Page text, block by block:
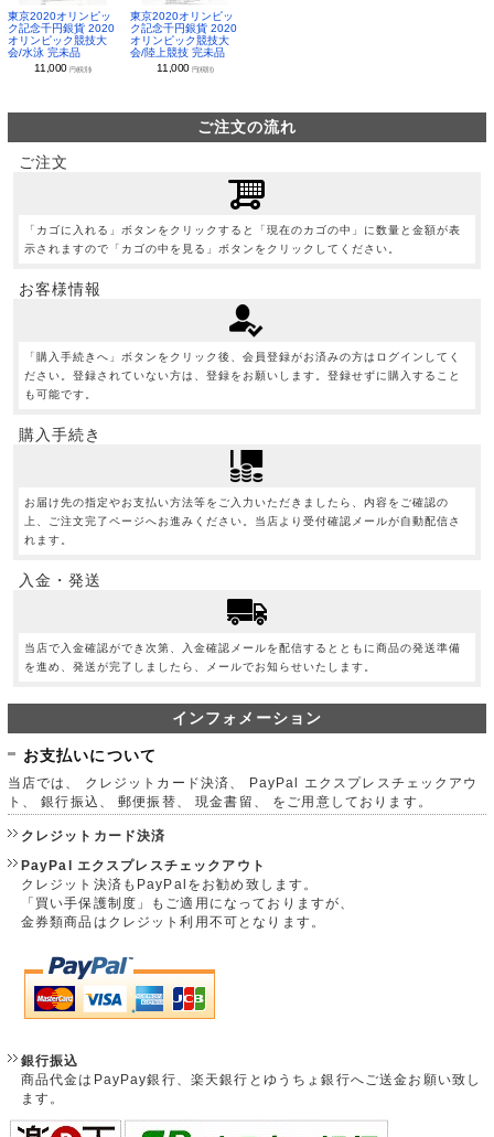
東京2020オリンピッ
ク記念千円銀貨 2020
オリンピック競技大
会/水泳 完未品
11,000円(税別)
東京2020オリンピッ
ク記念千円銀貨 2020
オリンピック競技大
会/陸上競技 完未品
11,000 円(税別)
ご注文の流れ
ご注文
「カゴに入れる」ボタンをクリックすると「現在のカゴの中」に数量と金額が表
示されますので「カゴの中を見る」ボタンをクリックしてください。
お客様情報
「購入手続きへ」ボタンをクリック後、会員登録がお済みの方はログインしてく
ださい。登録されていない方は、登録をお願いします。登録せずに購入すること
も可能です。
購入手続き
お届け先の指定やお支払い方法等をご入力いただきましたら、内容をご確認の
上、ご注文完了ページへお進みください。当店より受付確認メールが自動配信さ
れます。
入金・発送
当店で入金確認ができ次第、入金確認メールを配信するとともに商品の発送準備
を進め、発送が完了しましたら、メールでお知らせいたします。
インフォメーション
お支払いについて
当店では、 クレジットカード決済、 PayPal エクスプレスチェックアウ
ト、 銀行振込、 郵便振替、 現金書留、 をご用意しております。
クレジットカード決済
PayPal エクスプレスチェックアウト
クレジット決済もPayPalをお勧め致します。
「買い手保護制度」もご適用になっておりますが、
金券類商品はクレジット利用不可となります。
銀行振込
商品代金はPayPay銀行、楽天銀行とゆうちょ銀行へご送金お願い致し
ます。